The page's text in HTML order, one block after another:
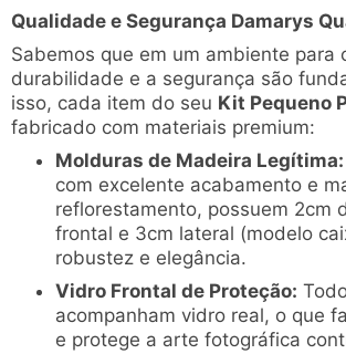
Qualidade e Segurança Damarys
Sabemos que em um ambiente para
durabilidade e a segurança são
isso, cada item do seu Kit Pequeno
fabricado com materiais premium:
Molduras de Madeira Legítima:
com excelente acabamento e
reflorestamento, possuem 2cm
frontal e 3cm lateral (modelo
robustez e elegância.
Vidro Frontal de Proteção:
acompanham vidro real, o que
e protege a arte fotográfica